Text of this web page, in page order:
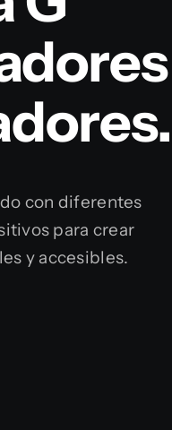
con diferentes
para crear
y accesibles.